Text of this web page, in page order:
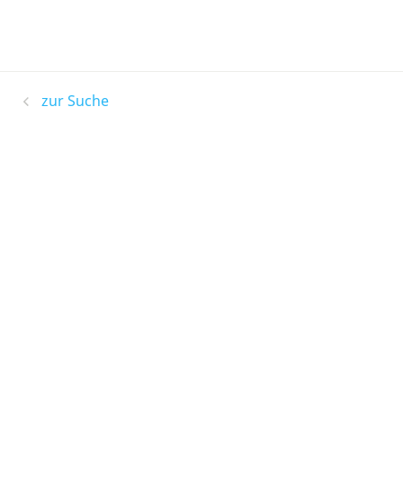
zur Suche